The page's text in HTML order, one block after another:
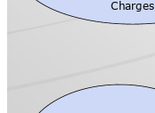
Charges